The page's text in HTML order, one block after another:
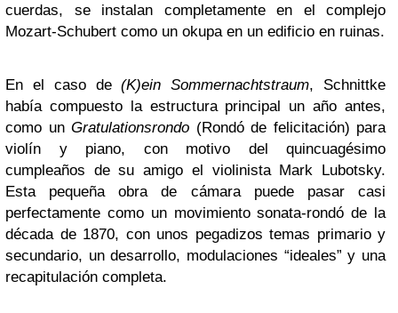
cuerdas, se instalan completamente en el complejo
Mozart-Schubert como un okupa en un edificio en ruinas.
En el caso de(K)ein Sommernachtstraum, Schnittke
había compuesto la estructura principal un año antes,
como un Gratulationsrondo (Rondó de felicitación) para
violín y piano, con motivo del quincuagésimo
cumpleaños de su amigo el violinista Mark Lubotsky.
Esta pequeña obra de cámara puede pasar casi
perfectamente como un movimiento sonata-rondó de la
década de 1870, con unos pegadizos temas primario y
secundario, un desarrollo, modulaciones “ideales” y una
recapitulación completa.